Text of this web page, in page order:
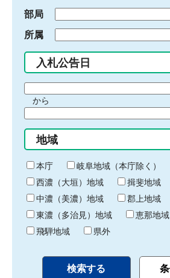
部局
所属
入札公告日
間
始
り
から
間
終
わ
り
地域
本庁
岐阜地域（本庁除く）
西濃（大垣）地域
揖斐地域
中濃（美濃）地域
郡上地域
東濃（多治見）地域
恵那地域
飛騨地域
県外